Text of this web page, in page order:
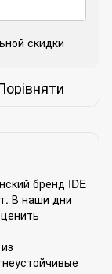
скидки
бренд IDE
В наши дни